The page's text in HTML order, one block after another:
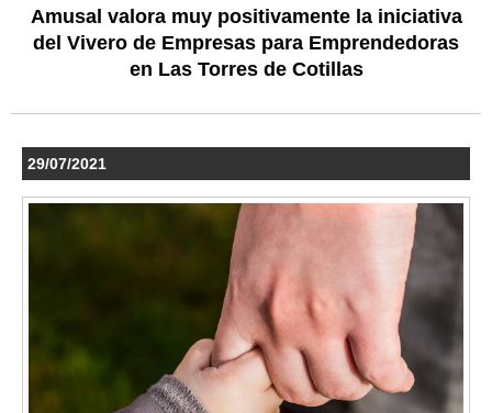
Amusal valora muy positivamente la iniciativa
del Vivero de Empresas para Emprendedoras
en Las Torres de Cotillas
29/07/2021